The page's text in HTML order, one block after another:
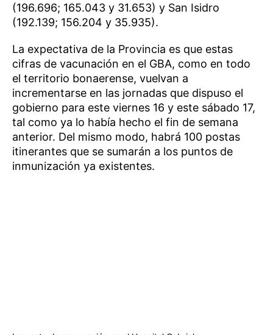
(196.696; 165.043 y 31.653) y San Isidro
(192.139; 156.204 y 35.935).
La expectativa de la Provincia es que estas
cifras de vacunación en el GBA, como en todo
el territorio bonaerense, vuelvan a
incrementarse en las jornadas que dispuso el
gobierno para este viernes 16 y este sábado 17,
tal como ya lo había hecho el fin de semana
anterior. Del mismo modo, habrá 100 postas
itinerantes que se sumarán a los puntos de
inmunización ya existentes.